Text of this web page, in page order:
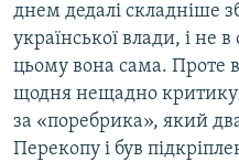
днем дедалі складніше
української влади, і не
цьому вона сама. Проте
щодня нещадно
за «поребрика», який
Перекопу і був